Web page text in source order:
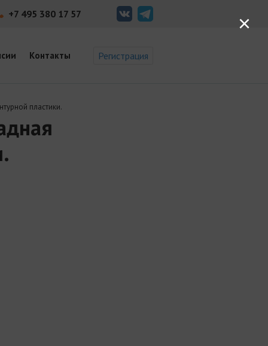
+7 495 380 17 57
Контакты Регистрация
пластики.
×